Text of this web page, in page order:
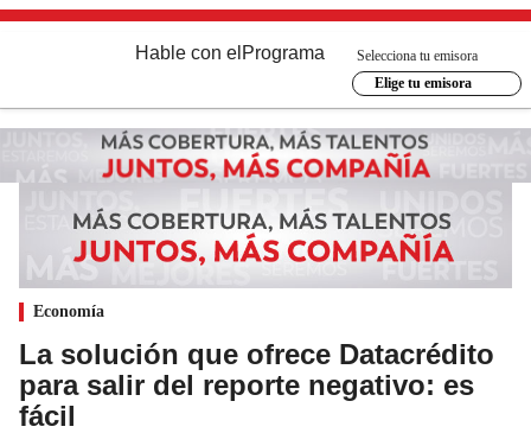
Hable con el Programa
Selecciona tu emisora
Elige tu emisora
Economía
La solución que ofrece Datacrédito
para salir del reporte negativo: es
fácil